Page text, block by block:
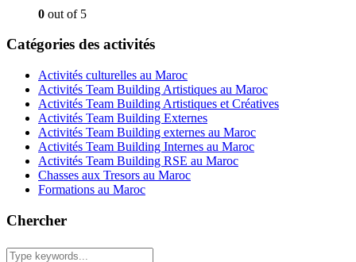
0 out of 5
Catégories des activités
Activités culturelles au Maroc
Activités Team Building Artistiques au Maroc
Activités Team Building Artistiques et Créatives
Activités Team Building Externes
Activités Team Building externes au Maroc
Activités Team Building Internes au Maroc
Activités Team Building RSE au Maroc
Chasses aux Tresors au Maroc
Formations au Maroc
Chercher